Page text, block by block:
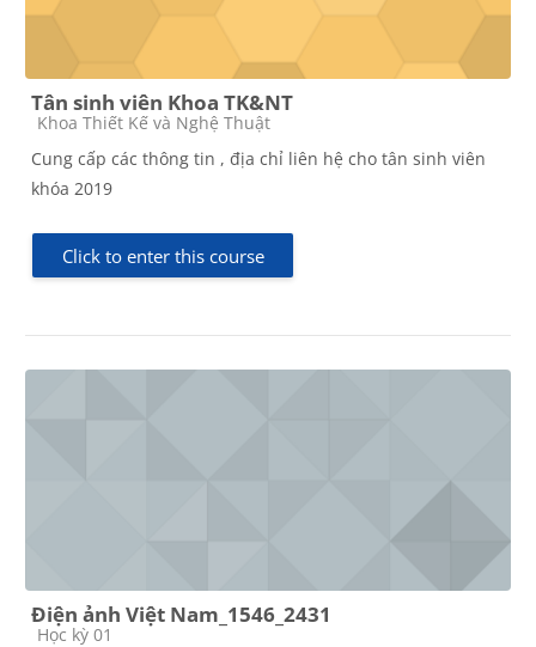
Tân sinh viên Khoa TK&NT
Course category
Khoa Thiết Kế và Nghệ Thuật
Cung cấp các thông tin , địa chỉ liên hệ cho tân sinh viên
khóa 2019
Click to enter this course
Điện ảnh Việt Nam_1546_2431
Course category
Học kỳ 01